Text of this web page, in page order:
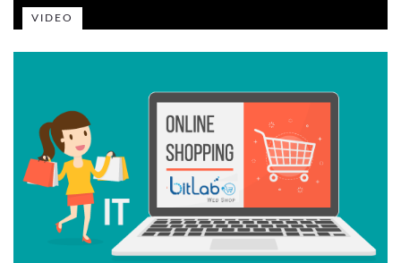
VIDEO